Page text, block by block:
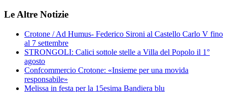
Le Altre Notizie
Crotone / Ad Humus- Federico Sironi al Castello Carlo V fino
al 7 settembre
STRONGOLI: Calici sottole stelle a Villa del Popolo il 1°
agosto
Confcommercio Crotone: «Insieme per una movida
responsabile»
Melissa in festa per la 15esima Bandiera blu